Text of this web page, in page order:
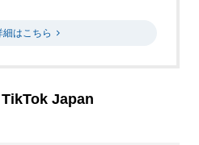
細はこちら
Japan